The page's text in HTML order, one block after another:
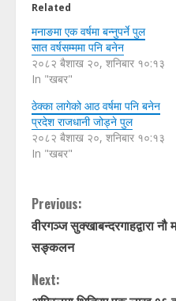
Related
मनाङमा एक वर्षमा बन्नुपर्ने पुल
सात वर्षसम्ममा पनि बनेन
२०८२ बैशाख २०, शनिबार १०:१३
In "खबर"
ठेक्का लागेको आठ वर्षमा पनि बनेन
प्रदेश राजधानी जोड्ने पुल
२०८२ बैशाख २०, शनिबार १०:१३
In "खबर"
C
o
n
Previous:
वीरगञ्ज सुक्खाबन्दरगाहद्वारा
सङ्कलन
Next: